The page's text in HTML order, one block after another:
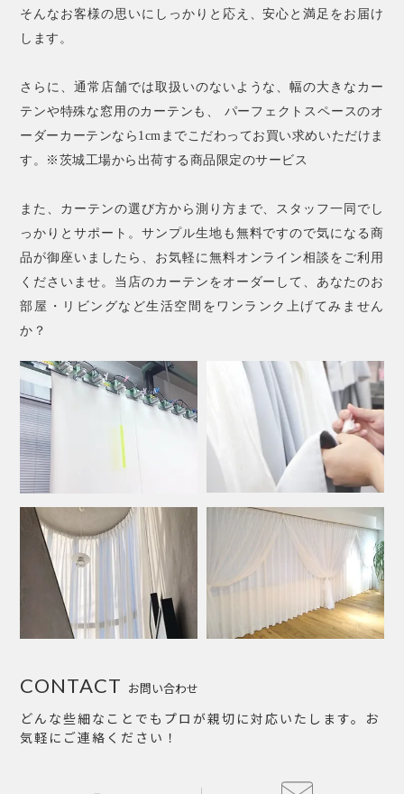
そんなお客様の思いにしっかりと応え、安心と満足をお届け
します。
さらに、通常店舗では取扱いのないような、幅の大きなカー
テンや特殊な窓用のカーテンも、 パーフェクトスペースのオ
ーダーカーテンなら1cmまでこだわってお買い求めいただけま
す。※茨城工場から出荷する商品限定のサービス
また、カーテンの選び方から測り方まで、スタッフ一同でし
っかりとサポート。サンプル生地も無料ですので気になる商
品が御座いましたら、お気軽に無料オンライン相談をご利用
くださいませ。当店のカーテンをオーダーして、あなたのお
部屋・リビングなど生活空間をワンランク上げてみません
か？
お問い合わせ
CONTACT
どんな些細なことでもプロが親切に対応いたします。お
気軽にご連絡ください！